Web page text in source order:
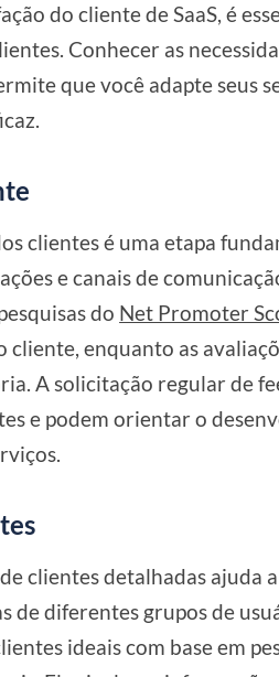
do cliente de SaaS, é
Conhecer as
que você adapte seus
clientes é uma etapa
e canais de
do Net Promoter
cliente, enquanto as
A solicitação regular de
e podem orientar o
clientes detalhadas ajuda
de diferentes grupos de
ideais com base em